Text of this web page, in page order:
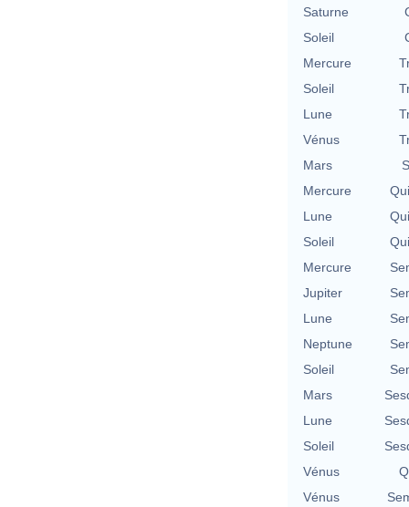
Saturne
Soleil
Mercure
Soleil
Lune
Vénus
Mars
Mercure
Lune
Soleil
Mercure
Jupiter
Lune
Neptune
Soleil
Mars
Lune
Soleil
Vénus
Vénus